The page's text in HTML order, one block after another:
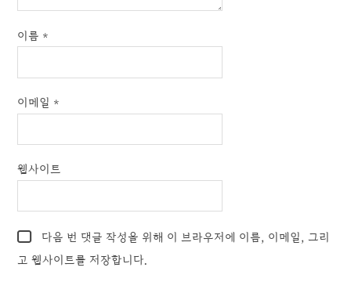
이름 *
이메일 *
웹사이트
다음 번 댓글 작성을 위해 이 브라우저에 이름, 이메일, 그리
고 웹사이트를 저장합니다.